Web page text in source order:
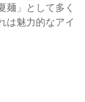
麺」として多く
は魅力的なアイ